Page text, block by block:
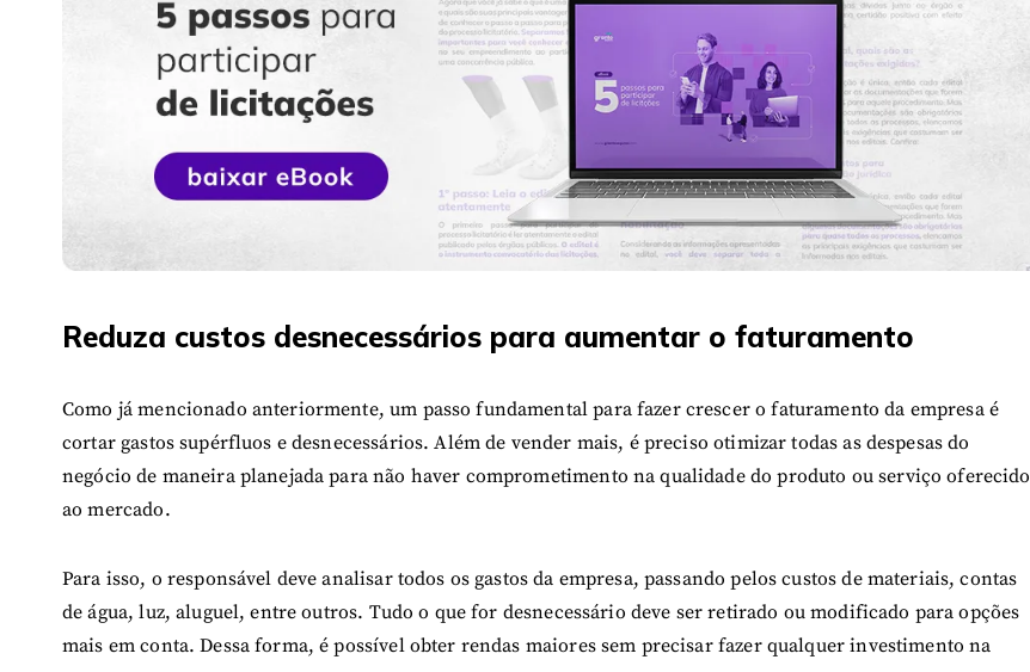
Reduza custos desnecessários para aumentar o faturamento
Como já mencionado anteriormente, um passo fundamental para fazer crescer o faturamento da empresa é
cortar gastos supérfluos e desnecessários. Além de vender mais, é preciso otimizar todas as despesas do
negócio de maneira planejada para não haver comprometimento na qualidade do produto ou serviço oferecido
ao mercado.
Para isso, o responsável deve analisar todos os gastos da empresa, passando pelos custos de materiais, contas
de água, luz, aluguel, entre outros. Tudo o que for desnecessário deve ser retirado ou modificado para opções
mais em conta. Dessa forma, é possível obter rendas maiores sem precisar fazer qualquer investimento na